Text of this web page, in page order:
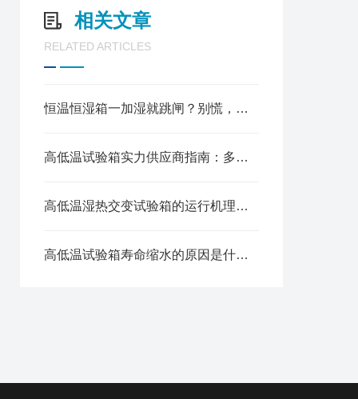
相关文章
RELATED ARTICLES
恒温恒湿箱一加湿就跳闸？别慌，手把手教你排查，省钱又省心
高低温试验箱实力供应商指南：多元选择适配不同试验需求
高低温湿热交变试验箱的运行机理与核心特性
高低温试验箱寿命缩水的原因是什么？